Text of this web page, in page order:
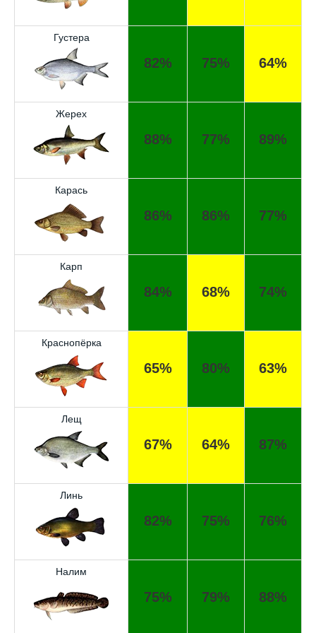
Густера
82% 75% 64%
Жерех
88% 77% 89%
Карась
86% 86% 77%
Карп
84% 68% 74%
Краснопёрка
65% 80% 63%
Лещ
67% 64% 87%
Линь
82% 75% 76%
Налим
75% 79% 88%